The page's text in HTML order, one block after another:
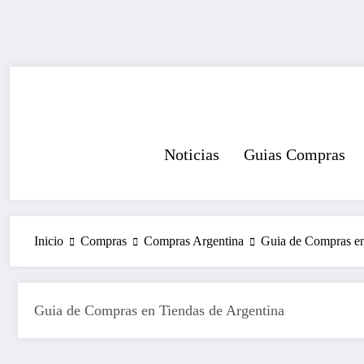
Noticias Guias Compras
Inicio Compras Compras Argentina Guia de Compras
Guia de Compras en Tiendas de Argentina